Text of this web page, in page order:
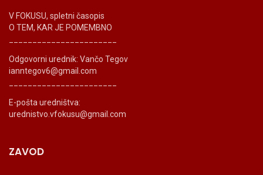
V FOKUSU, spletni časopis
O TEM, KAR JE POMEMBNO
Odgovorni urednik: Vančo Tegov
ianntegov6@gmail.com
E-pošta uredništva:
urednistvo.vfokusu@gmail.com
ZAVOD